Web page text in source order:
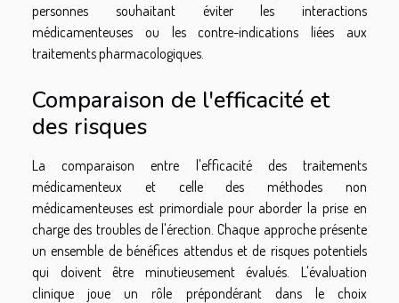
personnes souhaitant éviter les interactions
médicamenteuses ou les contre-indications liées aux
traitements pharmacologiques.
Comparaison de l'efficacité et
des risques
La comparaison entre l'efficacité des traitements
médicamenteux et celle des méthodes non
médicamenteuses est primordiale pour aborder la prise en
charge des troubles de l'érection. Chaque approche présente
un ensemble de bénéfices attendus et de risques potentiels
qui doivent être minutieusement évalués. L'évaluation
clinique joue un rôle prépondérant dans le choix